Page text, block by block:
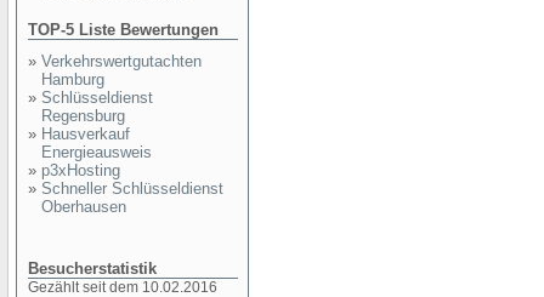
TOP-5 Liste Bewertungen
» Verkehrswertgutachten
Hamburg
» Schlüsseldienst
Regensburg
» Hausverkauf
Energieausweis
» p3xHosting
» Schneller Schlüsseldienst
Oberhausen
Besucherstatistik
Gezählt seit dem 10.02.2016